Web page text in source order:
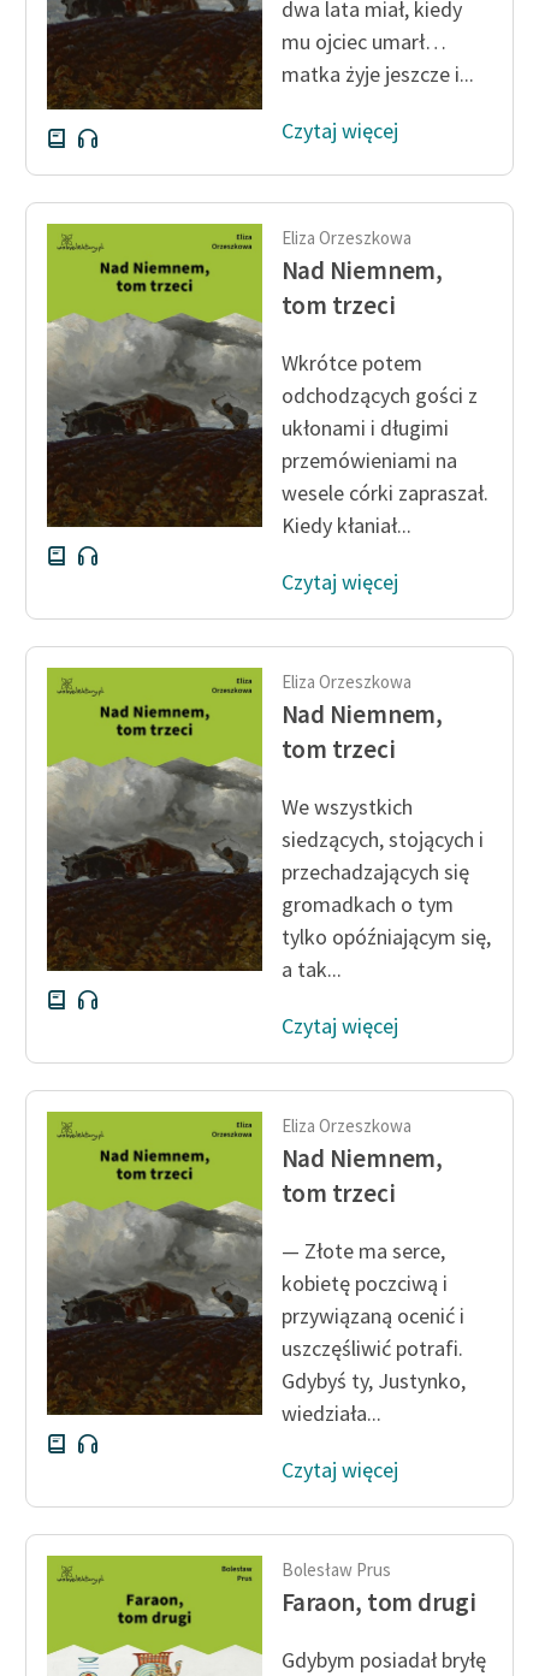
Deklaracja dostępności
dwa lata miał, kiedy
mu ojciec umarł…
matka żyje jeszcze i...
Czytaj więcej
Eliza Orzeszkowa
Nad Niemnem,
tom trzeci
Wkrótce potem
odchodzących gości z
ukłonami i długimi
przemówieniami na
wesele córki zapraszał.
Kiedy kłaniał...
Czytaj więcej
Eliza Orzeszkowa
Nad Niemnem,
tom trzeci
We wszystkich
siedzących, stojących i
przechadzających się
gromadkach o tym
tylko opóźniającym się,
a tak...
Czytaj więcej
Eliza Orzeszkowa
Nad Niemnem,
tom trzeci
— Złote ma serce,
kobietę poczciwą i
przywiązaną ocenić i
uszczęśliwić potrafi.
Gdybyś ty, Justynko,
wiedziała...
Czytaj więcej
Bolesław Prus
Faraon, tom drugi
Gdybym posiadał bryłę